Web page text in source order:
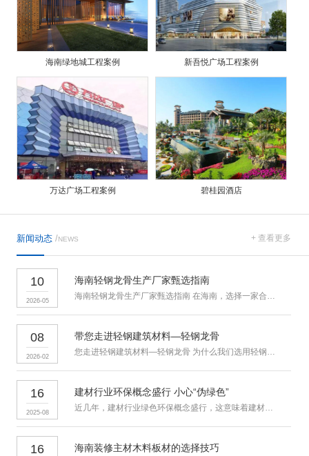
海南绿地城工程案例 新吾悦广场工程案例
万达广场工程案例 碧桂园酒店
新闻动态 /NEWS + 查看更多
10
2026-05
海南轻钢龙骨生产厂家甄选指南
海南轻钢龙骨生产厂家甄选指南 在海南，选择一家合适的轻钢龙骨生
08
2026-02
带您走进轻钢建筑材料—轻钢龙骨
您走进轻钢建筑材料—轻钢龙骨 为什么我们选用轻钢龙骨？ 吊顶
16
2025-08
建材行业环保概念盛行 小心“伪绿色”
近几年，建材行业绿色环保概念盛行，这意味着建材行业迎来全新的发
16 海南装修主材木料板材的选择技巧